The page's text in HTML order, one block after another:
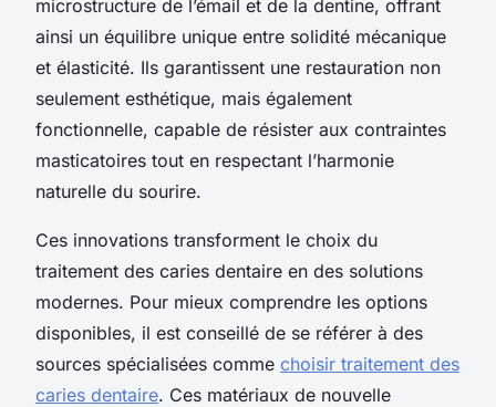
microstructure de l’émail et de la dentine, offrant
ainsi un équilibre unique entre solidité mécanique
et élasticité. Ils garantissent une restauration non
seulement esthétique, mais également
fonctionnelle, capable de résister aux contraintes
masticatoires tout en respectant l’harmonie
naturelle du sourire.
Ces innovations transforment le choix du
traitement des caries dentaire en des solutions
modernes. Pour mieux comprendre les options
disponibles, il est conseillé de se référer à des
sources spécialisées comme choisir traitement des
caries dentaire. Ces matériaux de nouvelle